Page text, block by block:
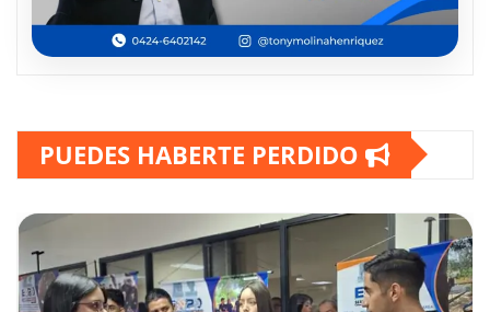
PUEDES HABERTE PERDIDO